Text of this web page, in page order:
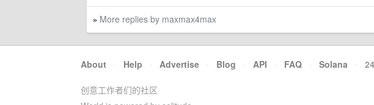
» More replies by maxmax4max
About · Help · Advertise · Blog · API · FAQ · Solana ·
创意工作者们的社区